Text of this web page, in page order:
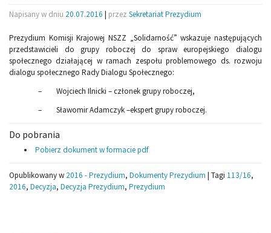
Napisany w dniu 20.07.2016 | przez Sekretariat Prezydium
Prezydium Komisji Krajowej NSZZ „Solidarność” wskazuje następujących
przedstawicieli do grupy roboczej do spraw europejskiego dialogu
społecznego działającej w ramach zespołu problemowego ds. rozwoju
dialogu społecznego Rady Dialogu Społecznego:
– Wojciech Ilnicki – członek grupy roboczej,
– Sławomir Adamczyk –ekspert grupy roboczej.
Do pobrania
Pobierz dokument w formacie pdf
Opublikowany w 2016 - Prezydium, Dokumenty Prezydium | Tagi 113/16,
2016, Decyzja, Decyzja Prezydium, Prezydium